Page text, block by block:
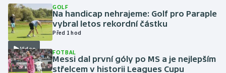
Jezdectví
Judo
Krasobruslení
Video
GOLF
Na handicap nehrajeme: Golf pro Paraple
vybral letos rekordní částku
Před 1 hod
FOTBAL
Messi dal první góly po MS a je nejlepším
střelcem v historii Leagues Cupu